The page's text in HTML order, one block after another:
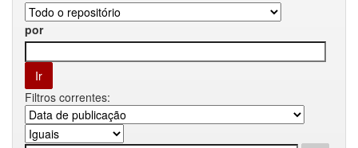
por
Filtros correntes: